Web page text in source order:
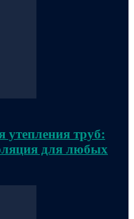
труб:
для любых